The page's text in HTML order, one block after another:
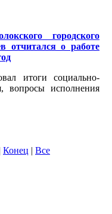
городского
отчитался о работе
итоги социально-
вопросы исполнения
Конец | Все